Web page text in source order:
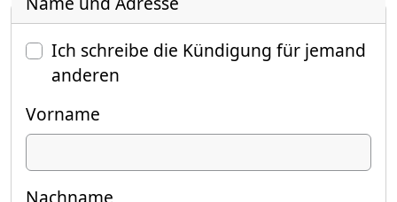
Ich schreibe die Kündigung für jemand
anderen
Vorname